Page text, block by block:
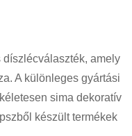
díszlécválaszték, amely
A különleges gyártási
sima dekoratív
készült termékek